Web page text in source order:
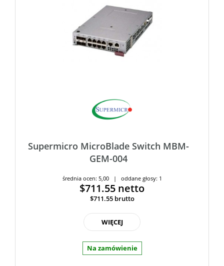
Supermicro MicroBlade Switch MBM-
GEM-004
średnia ocen: 5,00 | oddane głosy: 1
$711.55 netto
$711.55 brutto
WIĘCEJ
Na zamówienie